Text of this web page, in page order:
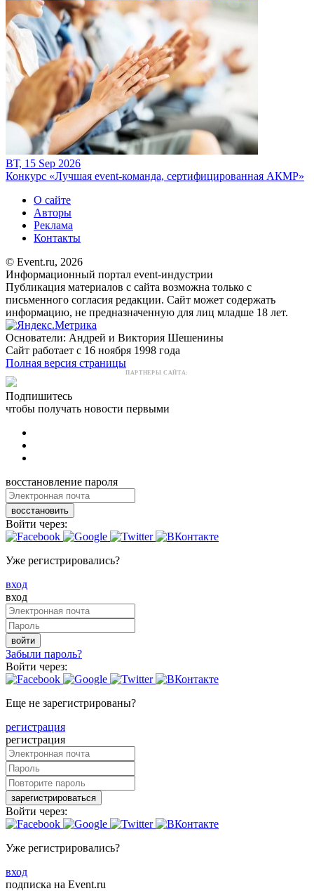
ВТ, 15 Sep 2026
Конкурс «Лучшая event-команда, сертифицированная АКМР»
О сайте
Авторы
Реклама
Контакты
© Event.ru, 2026
Информационный портал event-индустрии
Публикация материалов с сайта возможна только с
письменного согласия редакции. Сайт может содержать
информацию, не предназначенную для лиц младше 18 лет.
Основатели: Андрей и Виктория Шешенины
Сайт работает с 16 ноября 1998 года
Полная версия страницы
ПАРТНЕРЫ САЙТА:
Подпишитесь
чтобы получать новости первыми
восстановление пароля
восстановить
Войти через:
Уже регистрировались?
вход
вход
войти
Забыли пароль?
Войти через:
Еще не зарегистрированы?
регистрация
регистрация
зарегистрироваться
Войти через:
Уже регистрировались?
вход
подписка на Event.ru